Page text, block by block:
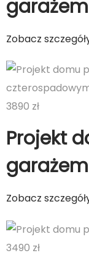
Zobacz
3890 zł
Projekt
Zobacz
3490 zł